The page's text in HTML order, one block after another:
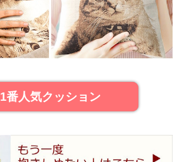
1番人気クッション